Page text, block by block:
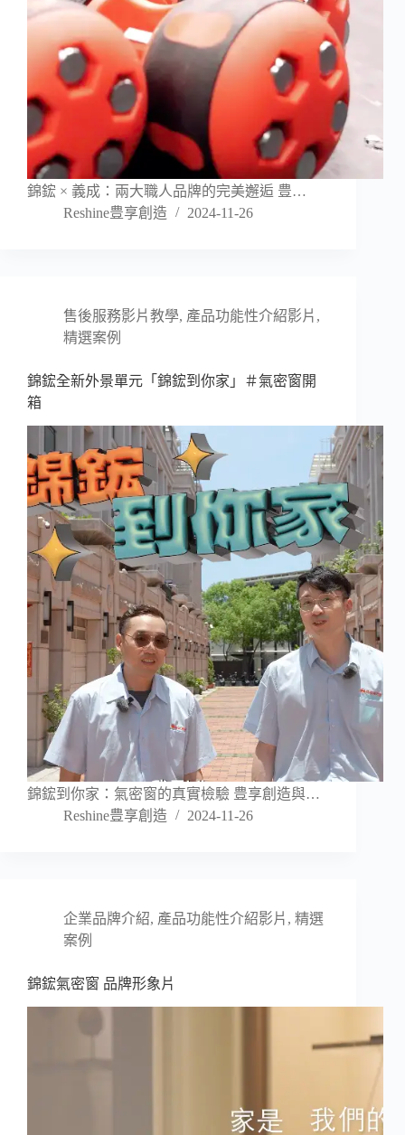
錦鋐 × 義成：兩大職人品牌的完美邂逅 豊…
Reshine豊享創造
2024-11-26
售後服務影片教學, 產品功能性介紹影片 ,
精選案例
錦鋐全新外景單元「錦鋐到你家」＃氣密窗開
箱
錦鋐到你家：氣密窗的真實檢驗 豊享創造與…
Reshine豊享創造
2024-11-26
企業品牌介紹, 產品功能性介紹影片 , 精選
案例
錦鋐氣密窗 品牌形象片